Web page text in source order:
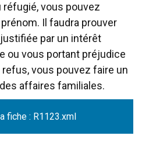
vous pouvez
Il faudra prouver
par un intérêt
ou vous portant préjudice
vous pouvez faire un
affaires familiales.
fiche : R1123.xml